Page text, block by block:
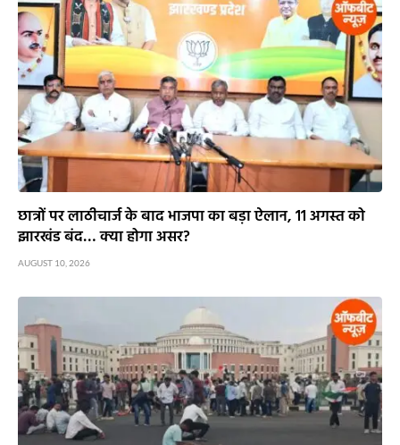
छात्रों पर लाठीचार्ज के बाद भाजपा का बड़ा ऐलान, 11 अगस्त को
झारखंड बंद… क्या होगा असर?
AUGUST 10, 2026